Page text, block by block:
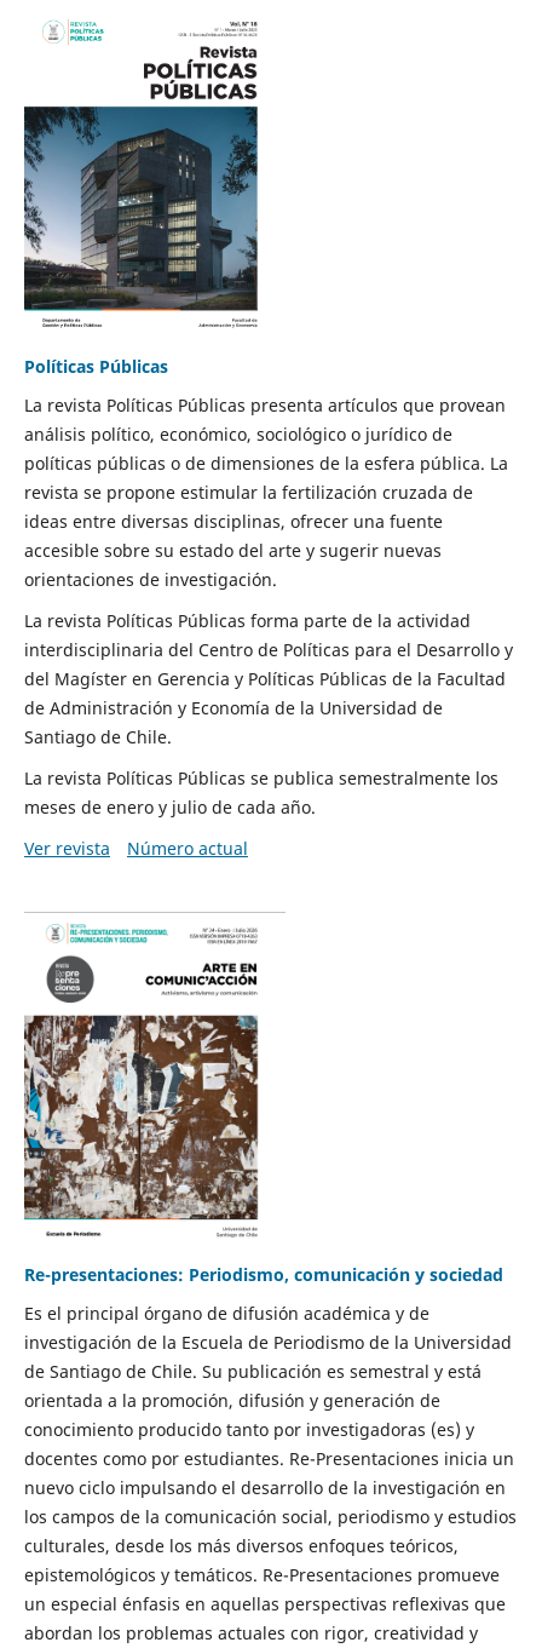
Políticas Públicas
La revista Políticas Públicas presenta artículos que provean
análisis político, económico, sociológico o jurídico de
políticas públicas o de dimensiones de la esfera pública. La
revista se propone estimular la fertilización cruzada de
ideas entre diversas disciplinas, ofrecer una fuente
accesible sobre su estado del arte y sugerir nuevas
orientaciones de investigación.
La revista Políticas Públicas forma parte de la actividad
interdisciplinaria del Centro de Políticas para el Desarrollo y
del Magíster en Gerencia y Políticas Públicas de la Facultad
de Administración y Economía de la Universidad de
Santiago de Chile.
La revista Políticas Públicas se publica semestralmente los
meses de enero y julio de cada año.
Ver revista
Número actual
Re-presentaciones: Periodismo, comunicación y sociedad
Es el principal órgano de difusión académica y de
investigación de la Escuela de Periodismo de la Universidad
de Santiago de Chile. Su publicación es semestral y está
orientada a la promoción, difusión y generación de
conocimiento producido tanto por investigadoras (es) y
docentes como por estudiantes. Re-Presentaciones inicia un
nuevo ciclo impulsando el desarrollo de la investigación en
los campos de la comunicación social, periodismo y estudios
culturales, desde los más diversos enfoques teóricos,
epistemológicos y temáticos. Re-Presentaciones promueve
un especial énfasis en aquellas perspectivas reflexivas que
abordan los problemas actuales con rigor, creatividad y